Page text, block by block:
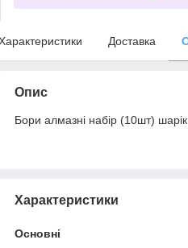
Доставка
Опис
Бори алмазні набір (10шт) шарік
Характеристики
Основні